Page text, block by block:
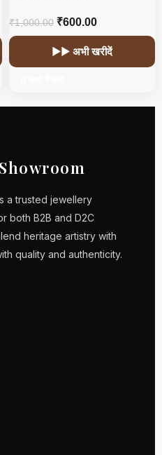
₹1,000.00 ₹600.00
▶▶ अभी खरीदें
a trusted jewellery
both B2B and D2C
heritage artistry with
quality and authenticity.